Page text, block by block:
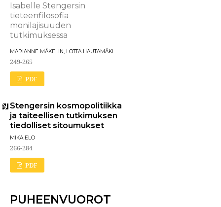
Isabelle Stengersin
tieteenfilosofia
monilajisuuden
tutkimuksessa
MARIANNE MÄKELIN, LOTTA HAUTAMÄKI
249-265
PDF
Stengersin kosmopolitiikka
ja taiteellisen tutkimuksen
tiedolliset sitoumukset
MIKA ELO
266-284
PDF
PUHEENVUOROT